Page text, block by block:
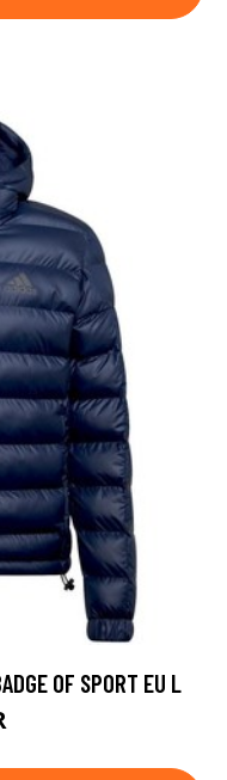
OF SPORT EU L